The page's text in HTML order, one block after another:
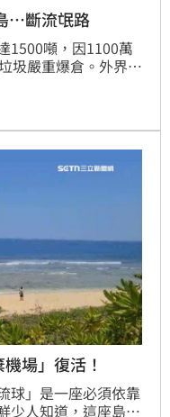
…斷流氓路
1500噸，因1100萬
圾嚴重爆倉。外界質
賜福是國民黨新北
索每噸600元「回
直到縣府強勢介入
日首批30公噸垃圾
場」復活！
球」是一座必須依靠
少人知道，這座島上